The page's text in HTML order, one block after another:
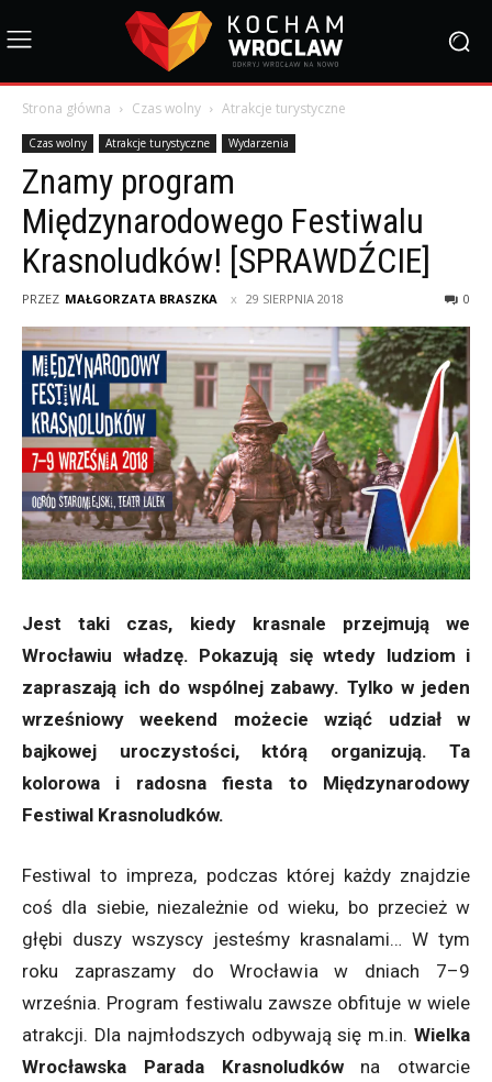
Strona główna Czas wolny Atrakcje turystyczne
Czas wolny Atrakcje turystyczne Wydarzenia
Znamy program
Międzynarodowego Festiwalu
Krasnoludków! [SPRAWDŹCIE]
PRZEZ MAŁGORZATA BRASZKA 29 SIERPNIA 2018 0
Jest taki czas, kiedy krasnale przejmują we
Wrocławiu władzę. Pokazują się wtedy ludziom i
zapraszają ich do wspólnej zabawy. Tylko w jeden
wrześniowy weekend możecie wziąć udział w
bajkowej uroczystości, którą organizują. Ta
kolorowa i radosna fiesta to Międzynarodowy
Festiwal Krasnoludków.
Festiwal to impreza, podczas której każdy znajdzie
coś dla siebie, niezależnie od wieku, bo przecież w
głębi duszy wszyscy jesteśmy krasnalami… W tym
roku zapraszamy do Wrocławia w dniach 7–9
września. Program festiwalu zawsze obfituje w wiele
atrakcji. Dla najmłodszych odbywają się m.in. Wielka
Wrocławska Parada Krasnoludków na otwarcie